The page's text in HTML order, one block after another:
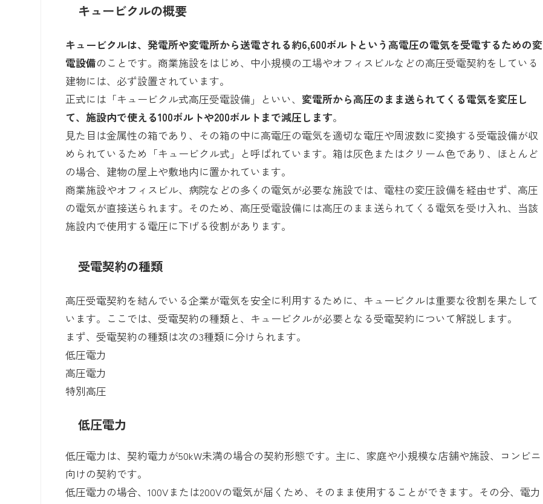
キュービクルの概要
キュービクルは、発電所や変電所から送電される約6,600ボルトという高電圧の電気を受電するための変
電設備のことです。商業施設をはじめ、中小規模の工場やオフィスビルなどの高圧受電契約をしている
建物には、必ず設置されています。
正式には「キュービクル式高圧受電設備」といい、変電所から高圧のまま送られてくる電気を変圧し
て、施設内で使える100ボルトや200ボルトまで減圧します。
見た目は金属性の箱であり、その箱の中に高電圧の電気を適切な電圧や周波数に変換する受電設備が収
められているため「キュービクル式」と呼ばれています。箱は灰色またはクリーム色であり、ほとんど
の場合、建物の屋上や敷地内に置かれています。
商業施設やオフィスビル、病院などの多くの電気が必要な施設では、電柱の変圧設備を経由せず、高圧
の電気が直接送られます。そのため、高圧受電設備には高圧のまま送られてくる電気を受け入れ、当該
施設内で使用する電圧に下げる役割があります。
受電契約の種類
高圧受電契約を結んでいる企業が電気を安全に利用するために、キュービクルは重要な役割を果たして
います。ここでは、受電契約の種類と、キュービクルが必要となる受電契約について解説します。
まず、受電契約の種類は次の3種類に分けられます。
低圧電力
高圧電力
特別高圧
低圧電力
低圧電力は、契約電力が50kW未満の場合の契約形態です。主に、家庭や小規模な店舗や施設、コンビニ
向けの契約です。
低圧電力の場合、100Vまたは200Vの電気が届くため、そのまま使用することができます。その分、電力